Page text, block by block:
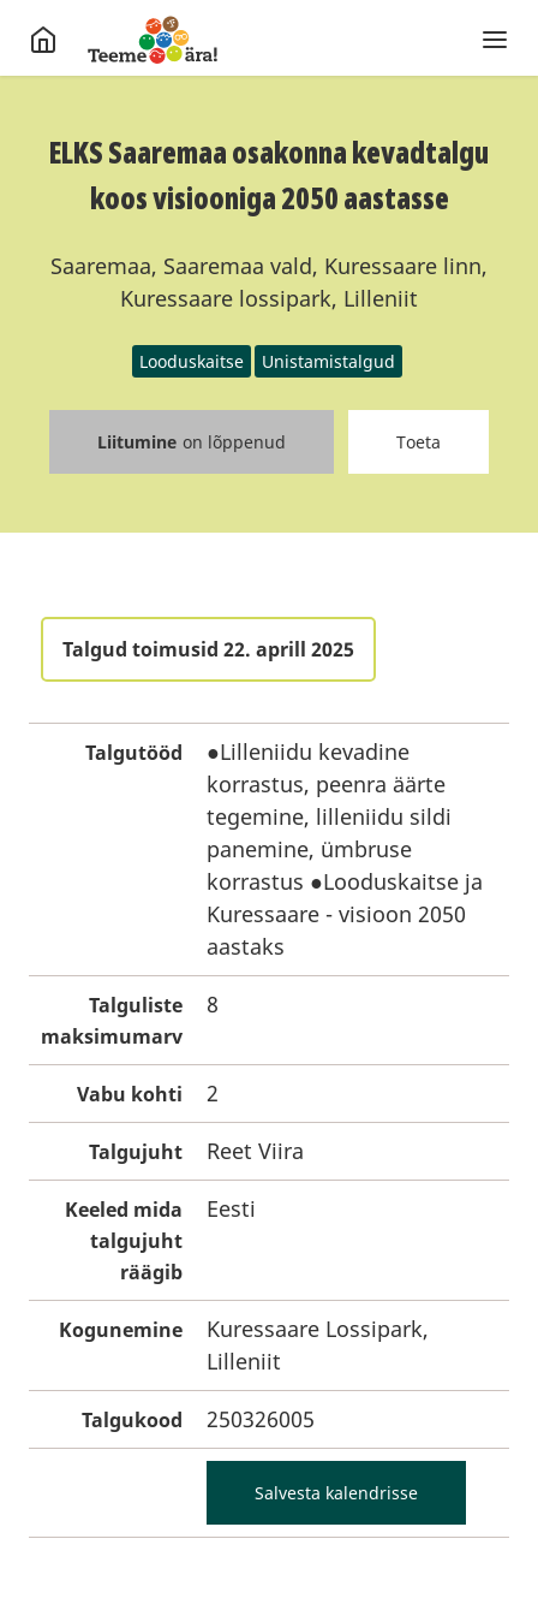
ELKS Saaremaa osakonna kevadtalgu
koos visiooniga 2050 aastasse
Saaremaa, Saaremaa vald, Kuressaare linn,
Kuressaare lossipark, Lilleniit
Looduskaitse Unistamistalgud
Liitumine on lõppenud Toeta
Talgud toimusid 22. aprill 2025
Talgutööd
●Lilleniidu kevadine
korrastus, peenra äärte
tegemine, lilleniidu sildi
panemine, ümbruse
korrastus ●Looduskaitse ja
Kuressaare - visioon 2050
aastaks
Talguliste
maksimumarv
8
Vabu kohti 2
Talgujuht Reet Viira
Keeled mida
talgujuht
räägib
Eesti
Kogunemine
Kuressaare Lossipark,
Lilleniit
Talgukood 250326005
Salvesta kalendrisse